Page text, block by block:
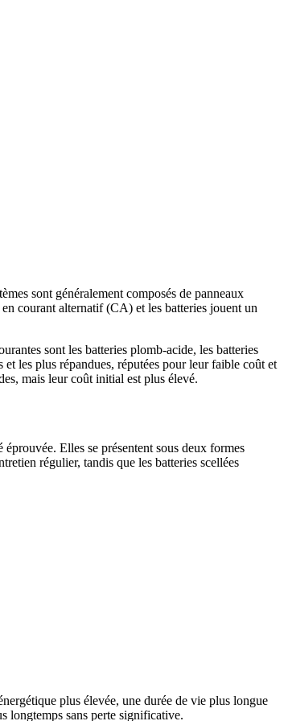
sont généralement composés de panneaux
courant alternatif (CA) et les batteries jouent un
sont les batteries plomb-acide, les batteries
les plus répandues, réputées pour leur faible coût et
mais leur coût initial est plus élevé.
Elles se présentent sous deux formes
régulier, tandis que les batteries scellées
plus élevée, une durée de vie plus longue
longtemps sans perte significative.